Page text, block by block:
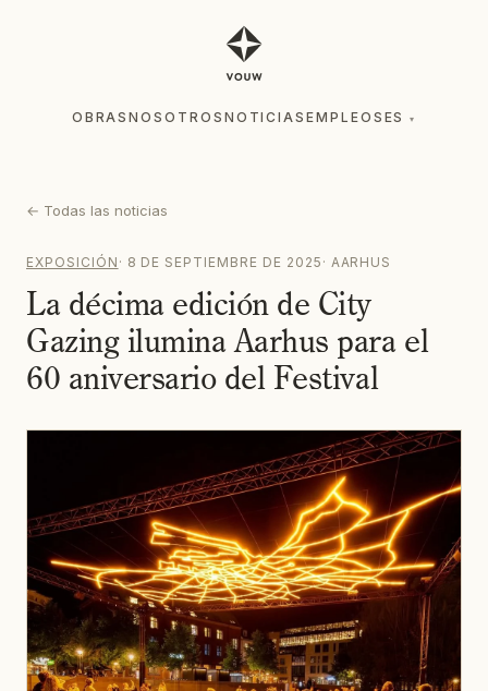
OBRASNOSOTROS NOTICIASEMPLEOS ES ▾
← Todas las noticias
EXPOSICIÓN · 8 DE SEPTIEMBRE DE 2025 · AARHUS
La décima edición de City
Gazing ilumina Aarhus para el
60 aniversario del Festival